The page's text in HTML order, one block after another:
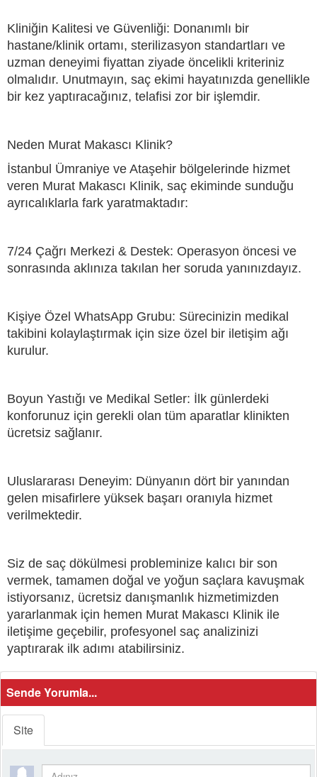
Kliniğin Kalitesi ve Güvenliği: Donanımlı bir
hastane/klinik ortamı, sterilizasyon standartları ve
uzman deneyimi fiyattan ziyade öncelikli kriteriniz
olmalıdır. Unutmayın, saç ekimi hayatınızda genellikle
bir kez yaptıracağınız, telafisi zor bir işlemdir.
Neden Murat Makascı Klinik?
İstanbul Ümraniye ve Ataşehir bölgelerinde hizmet
veren Murat Makascı Klinik, saç ekiminde sunduğu
ayrıcalıklarla fark yaratmaktadır:
7/24 Çağrı Merkezi & Destek: Operasyon öncesi ve
sonrasında aklınıza takılan her soruda yanınızdayız.
Kişiye Özel WhatsApp Grubu: Sürecinizin medikal
takibini kolaylaştırmak için size özel bir iletişim ağı
kurulur.
Boyun Yastığı ve Medikal Setler: İlk günlerdeki
konforunuz için gerekli olan tüm aparatlar klinikten
ücretsiz sağlanır.
Uluslararası Deneyim: Dünyanın dört bir yanından
gelen misafirlere yüksek başarı oranıyla hizmet
verilmektedir.
Siz de saç dökülmesi probleminize kalıcı bir son
vermek, tamamen doğal ve yoğun saçlara kavuşmak
istiyorsanız, ücretsiz danışmanlık hizmetimizden
yararlanmak için hemen Murat Makascı Klinik ile
iletişime geçebilir, profesyonel saç analizinizi
yaptırarak ilk adımı atabilirsiniz.
Sende Yorumla...
Site